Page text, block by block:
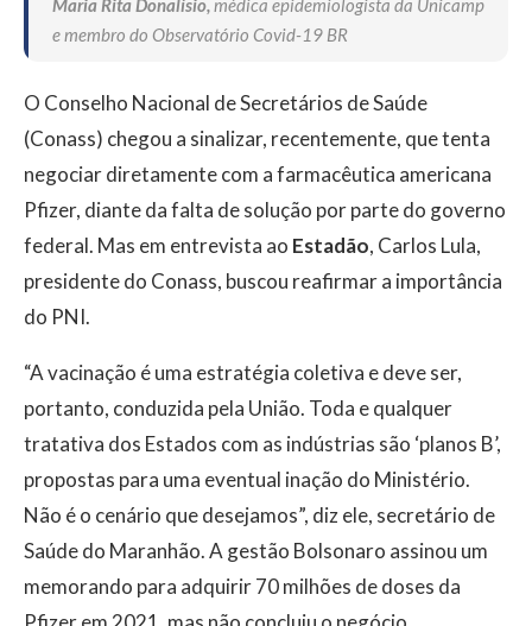
e membro do Observatório Covid-19 BR
O Conselho Nacional de Secretários de Saúde
(Conass) chegou a sinalizar, recentemente, que tenta
negociar diretamente com a farmacêutica americana
Pfizer, diante da falta de solução por parte do governo
federal. Mas em entrevista ao Estadão, Carlos Lula,
presidente do Conass, buscou reafirmar a importância
do PNI.
“A vacinação é uma estratégia coletiva e deve ser,
portanto, conduzida pela União. Toda e qualquer
tratativa dos Estados com as indústrias são ‘planos B’,
propostas para uma eventual inação do Ministério.
Não é o cenário que desejamos”, diz ele, secretário de
Saúde do Maranhão. A gestão Bolsonaro assinou um
memorando para adquirir 70 milhões de doses da